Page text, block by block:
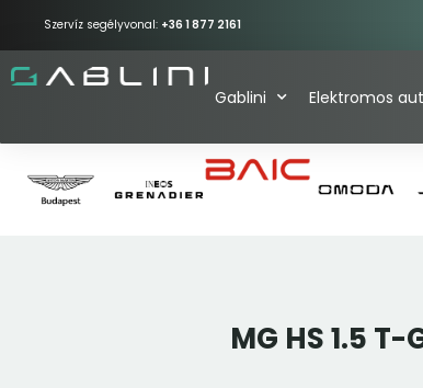
Szervíz segélyvonal: +36 1 877 2161
Gablini Elektromos
MG HS 1.5